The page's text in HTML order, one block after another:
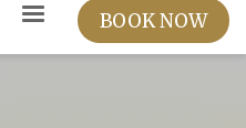
BOOK NOW